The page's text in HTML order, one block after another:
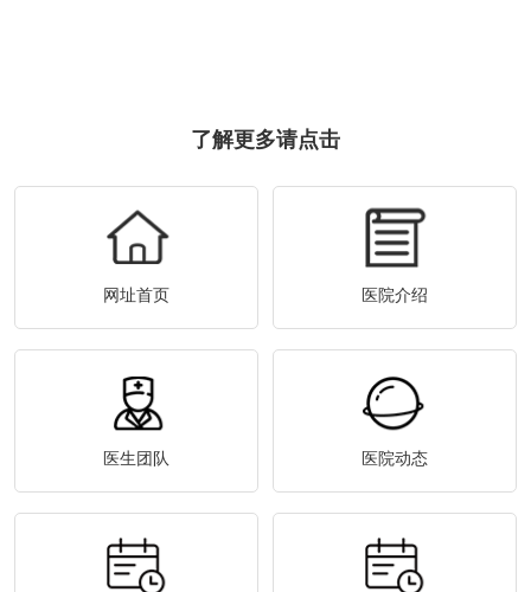
了解更多请点击
网址首页 医院介绍
医生团队 医院动态